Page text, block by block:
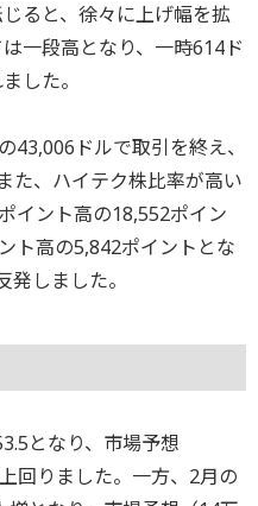
ると、徐々に上げ幅を拡
一段高となり、一時614ド
した。
43,006ドルで取引を終え、
た、ハイテク株比率が高い
イント高の18,552ポイン
ト高の5,842ポイントとな
しました。
となり、市場予想
回りました。一方、2月の